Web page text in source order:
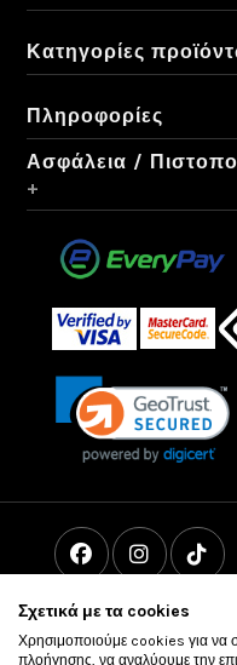
Κατηγορίες
Πληροφορίες
Ασφάλεια /
+
Σχετικά με τα cookies
Χρησιμοποιούμε cookies για να
πλοήγησης, να αναλύουμε την